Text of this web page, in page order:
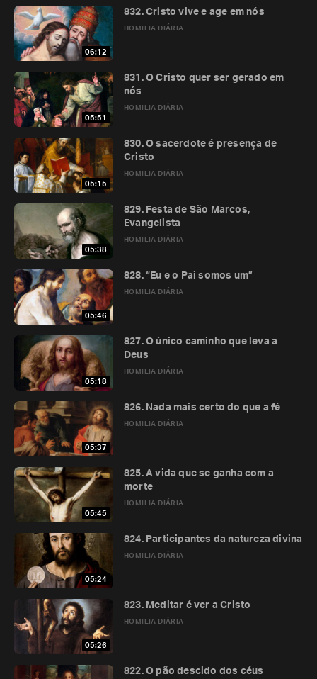
06:12
HOMILIA DIÁRIA
832. Cristo vive e age em nós
05:51
HOMILIA DIÁRIA
831. O Cristo quer ser gerado em
nós
05:15
HOMILIA DIÁRIA
830. O sacerdote é presença de
Cristo
05:38
HOMILIA DIÁRIA
829. Festa de São Marcos,
Evangelista
05:46
HOMILIA DIÁRIA
828. “Eu e o Pai somos um”
05:18
HOMILIA DIÁRIA
827. O único caminho que leva a
Deus
05:37
HOMILIA DIÁRIA
826. Nada mais certo do que a fé
05:45
HOMILIA DIÁRIA
825. A vida que se ganha com a
morte
05:24
HOMILIA DIÁRIA
824. Participantes da natureza divina
05:26
HOMILIA DIÁRIA
823. Meditar é ver a Cristo
822. O pão descido dos céus